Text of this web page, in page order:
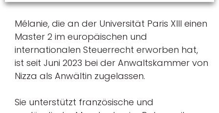
Mélanie, die an der Universität Paris XIII einen
Master 2 im europäischen und
internationalen Steuerrecht erworben hat,
ist seit Juni 2023 bei der Anwaltskammer von
Nizza als Anwältin zugelassen.
Sie unterstützt französische und